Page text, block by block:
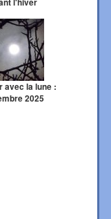
avec la lune :
2025